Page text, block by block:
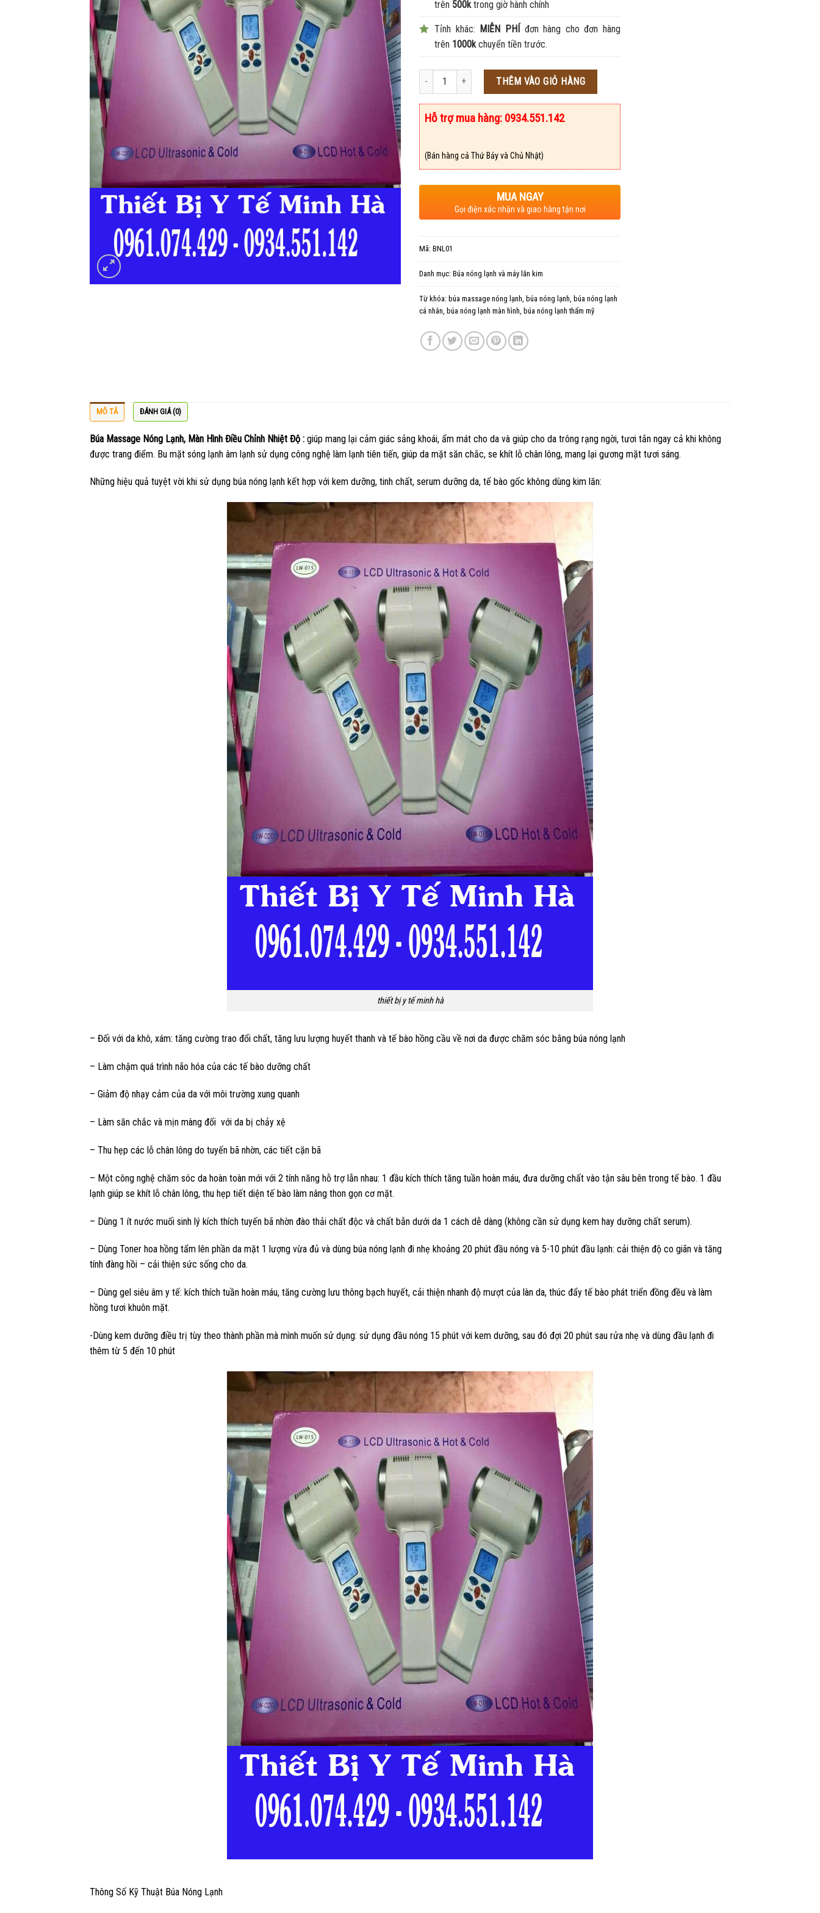
trên 500k trong giờ hành chính
Tỉnh khác: MIỄN PHÍđơn hàng cho đơn hàng
trên 1000k chuyển tiền trước.
Số lượng THÊM VÀO GIỎ HÀNG
Hỗ trợ mua hàng: 0934.551.142
(Bán hàng cả Thứ Bảy và Chủ Nhật)
MUA NGAY
Gọi điện xác nhận và giao hàng tận nơi
Mã: BNL01
Danh mục: Búa nóng lạnh và máy lăn kim
Từ khóa: búa massage nóng lạnh búa nóng lạnh búa nóng lạnh
cá nhân búa nóng lạnh màn hình búa nóng lạnh thẩm mỹ
MÔ TẢ ĐÁNH GIÁ (0)
Búa Massage Nóng Lạnh, Màn Hình Điều Chỉnh Nhiệt Độ : giúp mang lại cảm giác sảng khoái, ẩm mát cho da và giúp cho da trông rạng ngời, tươi tắn ngay cả khi không
được trang điểm. Bu mặt sóng lạnh âm lạnh sử dụng công nghệ làm lạnh tiên tiến, giúp da mặt săn chắc, se khít lỗ chân lông, mang lại gương mặt tươi sáng.
Những hiệu quả tuyệt vời khi sử dụng búa nóng lạnh kết hợp với kem dưỡng, tinh chất, serum dưỡng da, tế bào gốc không dùng kim lăn:
thiết bị y tế minh hà
– Đối với da khô, xám: tăng cường trao đổi chất, tăng lưu lượng huyết thanh và tế bào hồng cầu về nơi da được chăm sóc bằng búa nóng lạnh
– Làm chậm quá trình não hóa của các tế bào dưỡng chất
– Giảm độ nhạy cảm của da với môi trường xung quanh
– Làm săn chắc và mịn màng đối với da bị chảy xệ
– Thu hẹp các lỗ chân lông do tuyến bã nhờn, các tiết cặn bã
– Một công nghệ chăm sóc da hoàn toàn mới với 2 tính năng hỗ trợ lẫn nhau: 1 đầu kích thích tăng tuần hoàn máu, đưa dưỡng chất vào tận sâu bên trong tế bào. 1 đầu
lạnh giúp se khít lỗ chân lông, thu hẹp tiết diện tế bào làm nâng thon gọn cơ mặt.
– Dùng 1 ít nước muối sinh lý kích thích tuyến bã nhờn đào thải chất độc và chất bẫn dưới da 1 cách dễ dàng (không cần sử dụng kem hay dưỡng chất serum).
– Dùng Toner hoa hồng tẩm lên phần da mặt 1 lượng vừa đủ và dùng búa nóng lạnh đi nhẹ khoảng 20 phút đầu nóng và 5-10 phút đầu lạnh: cải thiện độ co giãn và tăng
tính đàng hồi – cải thiện sức sống cho da.
– Dùng gel siêu âm y tế: kích thích tuần hoàn máu, tăng cường lưu thông bạch huyết, cải thiện nhanh độ mượt của làn da, thúc đẩy tế bào phát triển đồng đều và làm
hồng tươi khuôn mặt.
-Dùng kem dưỡng điều trị tùy theo thành phần mà mình muốn sử dụng: sử dụng đầu nóng 15 phút với kem dưỡng, sau đó đợi 20 phút sau rửa nhẹ và dùng đầu lạnh đi
thêm từ 5 đến 10 phút
Thông Số Kỹ Thuật Búa Nóng Lạnh